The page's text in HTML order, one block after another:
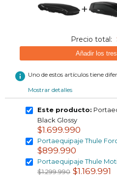
+
Precio total:
Añadir los
info Uno de estos artículos tiene
Mostrar detalles
Este producto:
Black Glossy
$1.699.990
Portaequipaje Thule
$899.990
Portaequipaje Thule
$1.299.990 $1.169.991